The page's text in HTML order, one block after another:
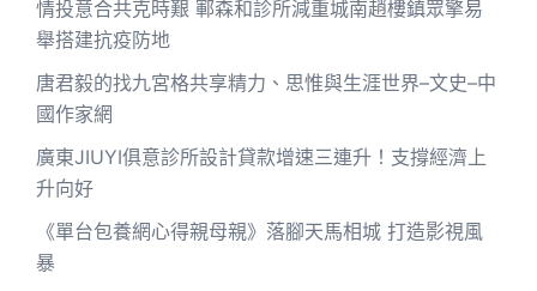
情投意合共克時艱 鄆森和診所減重城南趙樓鎮眾擎易
舉搭建抗疫防地
唐君毅的找九宮格共享精力、思惟與生涯世界–文史–中
國作家網
廣東JIUYI俱意診所設計貸款增速三連升！支撐經濟上
升向好
《單台包養網心得親母親》落腳天馬相城 打造影視風
暴